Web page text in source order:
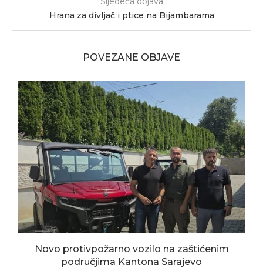
Hrana za divljač i ptice na Bijambarama
POVEZANE OBJAVE
Novo protivpožarno vozilo na zaštićenim
područjima Kantona Sarajevo